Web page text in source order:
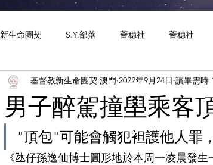
新生命團契 S.Y.部落 薈穗社 薈穗社
相關新聞 通告 相關資訊 預防物
男子醉駕撞壆乘客
基督教新生命團契 澳門 2022年9月24日 讀畢需時
"頂包"可能會觸犯袒護他人罪
《氹仔孫逸仙博士圓形地於本周一凌晨發